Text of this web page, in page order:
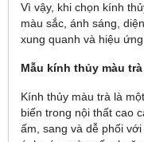
Vì vậy, khi chọn kính
màu sắc, ánh sáng,
xung quanh và hiệu
Mẫu kính thủy màu trà
Kính thủy màu trà là
biến trong nội thất cao
ấm, sang và dễ phối